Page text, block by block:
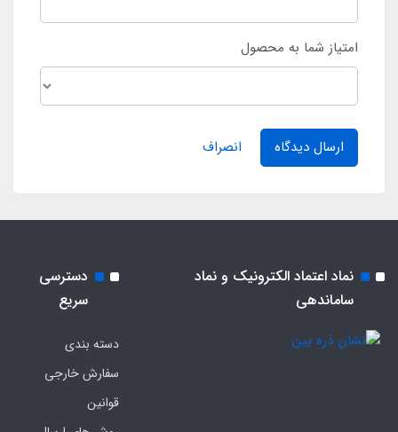
امتیاز شما به محصول
ارسال دیدگاه انصراف
نماد اعتماد الکترونیک و نماد
ساماندهی
دسترسی
سریع
دسته بندی
سفارش خارجی
قوانین